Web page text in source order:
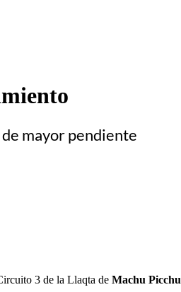
mayor pendiente
3 de la Llaqta de Machu Picchu